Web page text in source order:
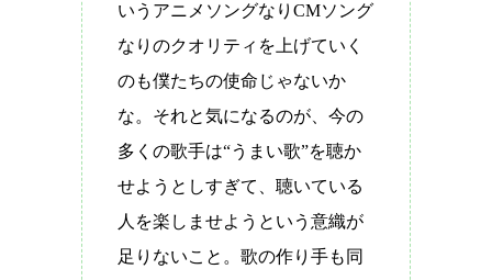
いうアニメソングなり CMソング
なりのクオリティを上げていく
のも僕たちの使命じゃないか
な。それと気になるのが、今の
多くの歌手は“うまい歌”を聴か
せようとしすぎて、聴いている
人を楽しませようという意織が
足りないこと。歌の作り手も同